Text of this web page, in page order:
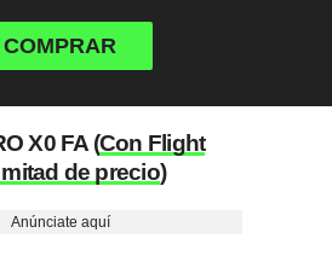
COMPRAR
X0 FA (Con Flight
de precio)
Anúnciate aquí